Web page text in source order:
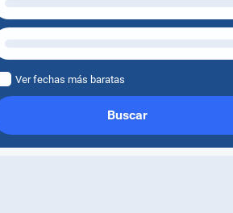
Ver fechas más baratas
Buscar